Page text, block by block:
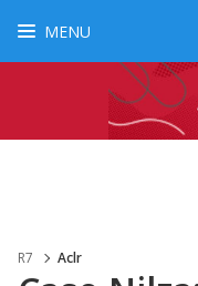
MENU
R7 Aclr